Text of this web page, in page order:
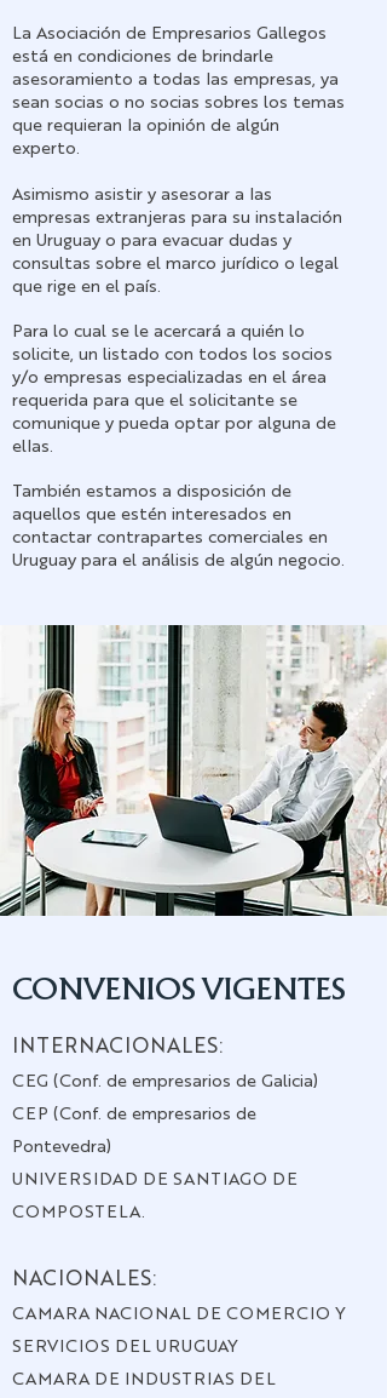
La Asociación de Empresarios Gallegos
está en condiciones de brindarle
asesoramiento a todas las empresas, ya
sean socias o no socias sobres los temas
que requieran la opinión de algún
experto.
Asimismo asistir y asesorar a las
empresas extranjeras para su instalación
en Uruguay o para evacuar dudas y
consultas sobre el marco jurídico o legal
que rige en el país.
Para lo cual se le acercará a quién lo
solicite, un listado con todos los socios
y/o empresas especializadas en el área
requerida para que el solicitante se
comunique y pueda optar por alguna de
ellas.
También estamos a disposición de
aquellos que estén interesados en
contactar contrapartes comerciales en
Uruguay para el análisis de algún negocio.
CONVENIOS VIGENTES
INTERNACIONALES:
CEG (Conf. de empresarios de Galicia)
CEP (Conf. de empresarios de
Pontevedra)
UNIVERSIDAD DE SANTIAGO DE
COMPOSTELA.
NACIONALES:
CAMARA NACIONAL DE COMERCIO Y
SERVICIOS DEL URUGUAY
CAMARA DE INDUSTRIAS DEL